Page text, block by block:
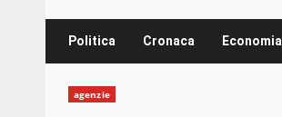
Politica Cronaca Economia
agenzie